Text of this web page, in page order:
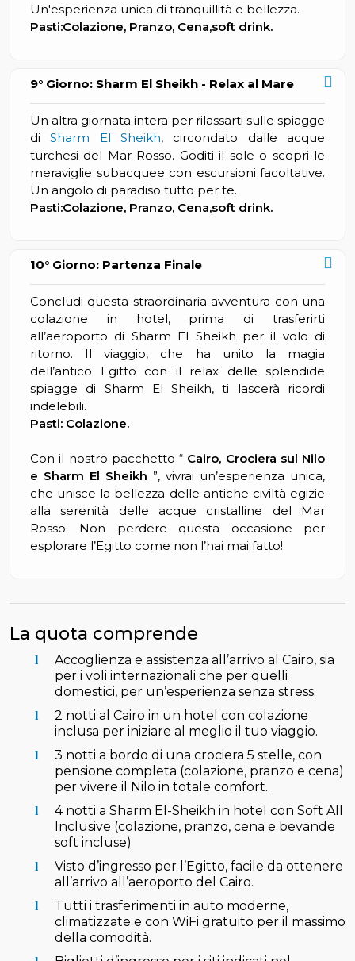
Un'esperienza unica di tranquillità e bellezza.
Pasti:Colazione, Pranzo, Cena,soft drink.
9° Giorno: Sharm El Sheikh - Relax al Mare
Un altra giornata intera per rilassarti sulle spiagge
diSharm El Sheikh, circondato dalle acque
turchesi del Mar Rosso. Goditi il sole o scopri le
meraviglie subacquee con escursioni facoltative.
Un angolo di paradiso tutto per te.
Pasti:Colazione, Pranzo, Cena,soft drink.
10° Giorno: Partenza Finale
Concludi questa straordinaria avventura con una
colazione in hotel, prima di trasferirti
all’aeroporto di Sharm El Sheikh per il volo di
ritorno. Il viaggio, che ha unito la magia
dell’antico Egitto con il relax delle splendide
spiagge di Sharm El Sheikh, ti lascerà ricordi
indelebili.
Pasti: Colazione.
Con il nostro pacchetto “ Cairo, Crociera sul Nilo
e Sharm El Sheikh ”, vivrai un’esperienza unica,
che unisce la bellezza delle antiche civiltà egizie
alla serenità delle acque cristalline del Mar
Rosso. Non perdere questa occasione per
esplorare l’Egitto come non l’hai mai fatto!
La quota comprende
Accoglienza e assistenza all’arrivo al Cairo, sia
per i voli internazionali che per quelli
domestici, per un’esperienza senza stress.
2 notti al Cairo in un hotel con colazione
inclusa per iniziare al meglio il tuo viaggio.
3 notti a bordo di una crociera 5 stelle, con
pensione completa (colazione, pranzo e cena)
per vivere il Nilo in totale comfort.
4 notti a Sharm El-Sheikh in hotel con Soft All
Inclusive (colazione, pranzo, cena e bevande
soft incluse)
Visto d’ingresso per l’Egitto, facile da ottenere
all’arrivo all’aeroporto del Cairo.
Tutti i trasferimenti in auto moderne,
climatizzate e con WiFi gratuito per il massimo
della comodità.